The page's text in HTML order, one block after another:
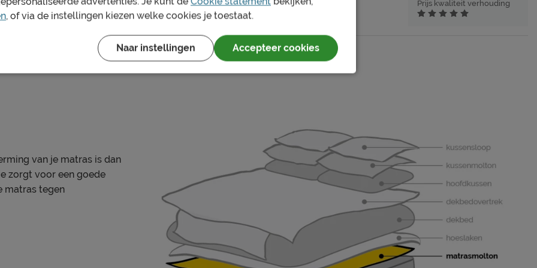
Prijs kwaliteit verhouding
Meer reviews
van elastiek
van je matras is dan
zorgt voor een goede
matras tegen
, of via de instellingen kiezen welke cookies je toestaat.
Naar instellingen Accepteer cookies